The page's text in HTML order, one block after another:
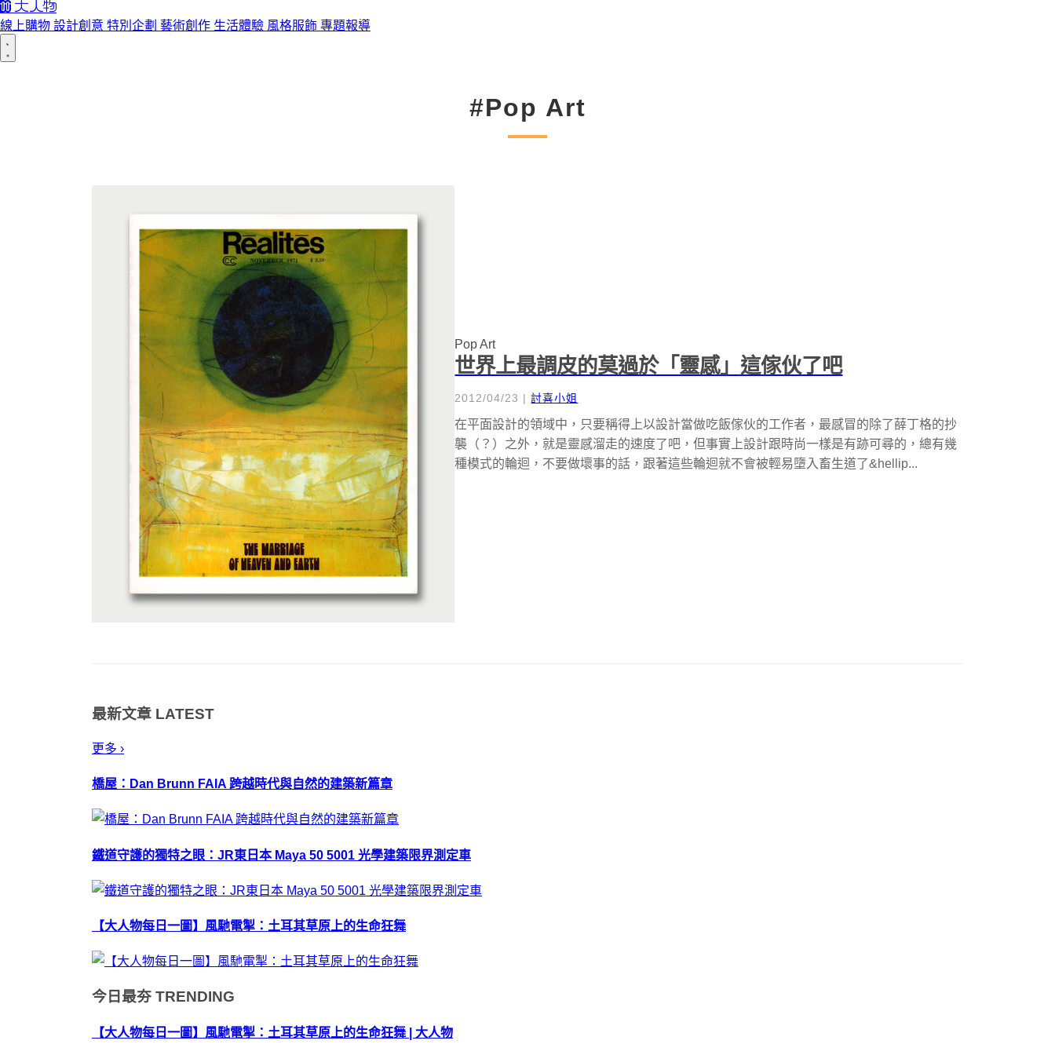
線上購物 設計創意 特別企劃 藝術創作 生活體驗 風格服飾 專題報導
#Pop Art
Pop Art
世界上最調皮的莫過於「靈感」這傢伙了吧
2012/04/23 |討喜小姐
在平面設計的領域中，只要稱得上以設計當做吃飯傢伙的工作者，最感冒的除了薛丁格的抄
襲（？）之外，就是靈感溜走的速度了吧，但事實上設計跟時尚一樣是有跡可尋的，總有幾
種模式的輪迴，不要做壞事的話，跟著這些輪迴就不會被輕易墮入畜生道了&hellip...
最新文章 LATEST
更多 ›
橋屋：Dan Brunn FAIA 跨越時代與自然的建築新篇章
鐵道守護的獨特之眼：JR東日本 Maya 50 5001 光學建築限界測定車
【大人物每日一圖】風馳電掣：土耳其草原上的生命狂舞
今日最夯 TRENDING
【大人物每日一圖】風馳電掣：土耳其草原上的生命狂舞 | 大人物